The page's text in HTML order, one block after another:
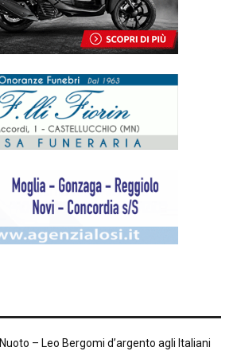
Nuoto – Leo Bergomi d’argento agli Italiani